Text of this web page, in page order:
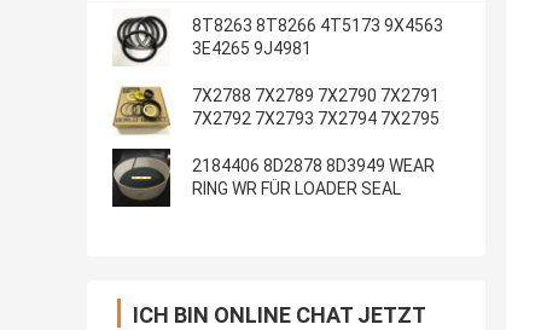
8T8263 8T8266 4T5173 9X4563
3E4265 9J4981
7X2788 7X2789 7X2790 7X2791
7X2792 7X2793 7X2794 7X2795
2184406 8D2878 8D3949 WEAR
RING WR FÜR LOADER SEAL
ICH BIN ONLINE CHAT JETZT